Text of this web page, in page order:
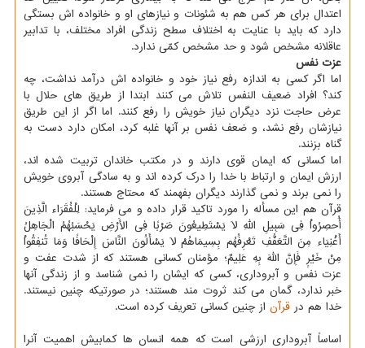
اعتدال برای هر کس هم به شئونات و نیازهای او و خانواده اش بستگی
دارد که باید با عنایت به اختلاف سطح زندگی افراد مختلف، با تدابیر
عاقلانه مشخص شود و حد مشخص کمّی ندارد.
عزت نفس
اما اگر کسی به اندازه رفع نیاز خود و خانواده اش درآمد نداشت، چه
کند؟ افراد ضعیف النفس تلاش می کنند ابتدا از طریق های حلال با
عرض حاجت نزد دیگران نیاز خویش را رفع کنند. اما اگر از این طریق
نیازشان رفع نشد، و ضعف نفس بر آنها غلبه کرد، امکان دارد دست به
گناه بزنند.
اما کسانی که ایمان قوی دارند و در مکتب خاندان تربیت شده اند،
ارزش ایمان و ارتباط با خدا را درک کرده اند و به سادگی آبروی خویش
را نمی برند و نمی گذارند دیگران بفهمند که محتاج هستند.
قرآن هم این مسأله را مورد تاکید قرار داده و می فرماید: لِلْفُقَرَاء الَّذِینَ
أُحصِرُواْ فِی سَبِیلِ اللّهِ لاَ یَسْتَطِیعُونَ ضَرْبًا فِی الأَرْضِ یَحْسَبُهُمُ الْجَاهِلُ
أَغْنِیَاء مِنَ التَّعَفُّفِ تَعْرِفُهُم بِسِیمَاهُمْ لاَ یَسْأَلُونَ النَّاسَ إِلْحَافًا وَمَا تُنفِقُواْ
مِنْ خَیْرٍ فَإِنَّ اللّهَ بِهِ عَلِیمٌ؛ مؤمنان کسانی هستند که از شدت عفت و
عزت نفس و آبروداری، کسی که ایشان را نمی شناسد و از زندگی آنها
خبر ندارد، گمان می کند ثروت مند هستند؛ در صورتیکه چنین نیستند.
خدا هم در قرآن از چنین کسانی تعریف کرده است.
اساساً آبروداری ارزشی است که همه انسان ها کمابیش اهمیت آنرا